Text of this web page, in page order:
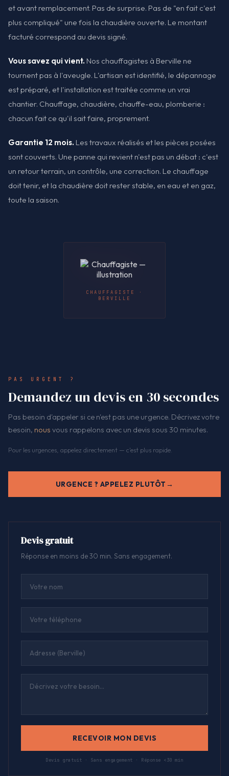
et avant remplacement. Pas de surprise. Pas de "en fait c'est
plus compliqué" une fois la chaudière ouverte. Le montant
facturé correspond au devis signé.
Vous savez qui vient. Nos chauffagistes à Berville ne
tournent pas à l'aveugle. L'artisan est identifié, le dépannage
est préparé, et l'installation est traitée comme un vrai
chantier. Chauffage, chaudière, chauffe-eau, plomberie :
chacun fait ce qu'il sait faire, proprement.
Garantie 12 mois. Les travaux réalisés et les pièces posées
sont couverts. Une panne qui revient n'est pas un débat : c'est
un retour terrain, un contrôle, une correction. Le chauffage
doit tenir, et la chaudière doit rester stable, en eau et en gaz,
toute la saison.
CHAUFFAGISTE ·
BERVILLE
PAS URGENT ?
Demandez un devis en 30 secondes
Pas besoin d'appeler si ce n'est pas une urgence. Décrivez votre
besoin, nous vous rappelons avec un devis sous 30 minutes.
Pour les urgences, appelez directement — c'est plus rapide.
URGENCE ? APPELEZ PLUTÔT
Devis gratuit
Réponse en moins de 30 min. Sans engagement.
RECEVOIR MON DEVIS
Devis gratuit · Sans engagement · Réponse <30 min